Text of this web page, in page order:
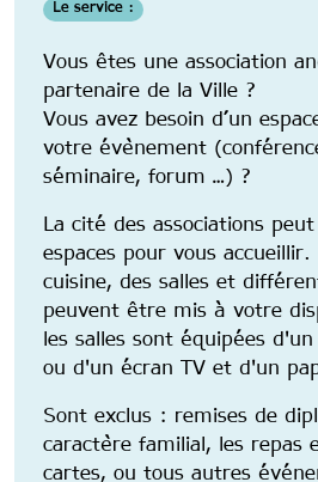
Le service :
Vous êtes une association
partenaire de la Ville ?
Vous avez besoin d’un
votre évènement
séminaire, forum …) ?
La cité des associations
espaces pour vous
cuisine, des salles et
peuvent être mis à votre
les salles sont équipées
ou d'un écran TV et d'un
Sont exclus : remises de
caractère familial, les repas
cartes, ou tous autres